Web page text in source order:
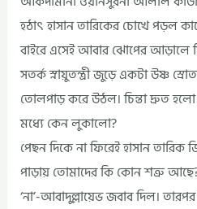
হঠাৎ হাসান তারিকের চোখে পড়ল
বাইরে এসেই আবার ঝোপের আড়ালে
সতর্ক স্নায়ুতন্ত্রী জুড়ে একটা উষ্ণ
তোলপাড় করে উঠল। চিন্তা দ্রুত
মধ্যে কেন লুকালো?
পেছন দিকে না ফিরেই হাসান তারিক
পাড়ায় তোমাদের কি কোন শত্রু
‘না’-আবাদুল্লায়েভ জবাব দিল।